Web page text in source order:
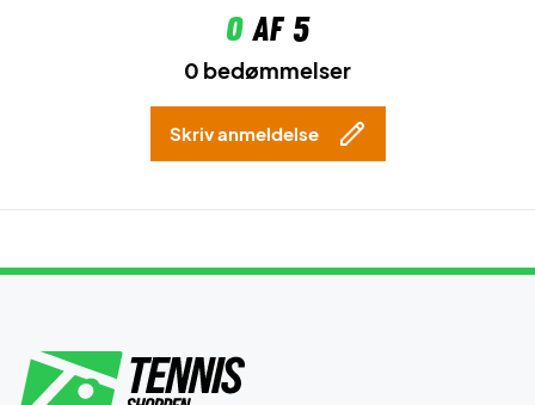
0af 5
0 bedømmelser
Skriv anmeldelse